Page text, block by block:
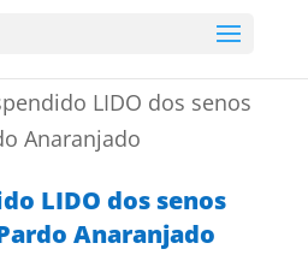
LIDO dos senos
Anaranjado
LIDO dos senos
Anaranjado